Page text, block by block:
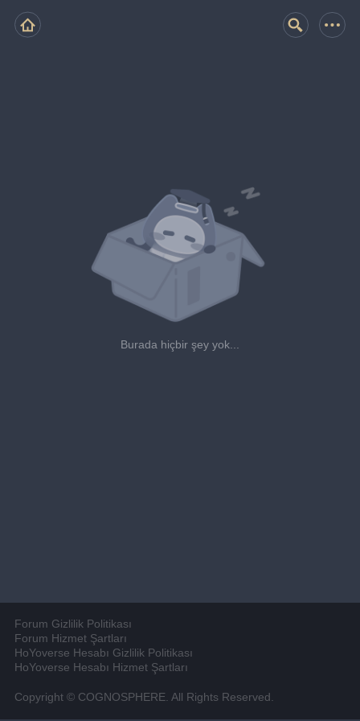
Burada hiçbir şey yok...
Forum Gizlilik Politikası
Forum Hizmet Şartları
HoYoverse Hesabı Gizlilik Politikası
HoYoverse Hesabı Hizmet Şartları
Copyright © COGNOSPHERE. All Rights Reserved.